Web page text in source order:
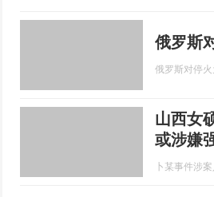
俄罗斯
俄罗斯对停
山西女
或涉嫌
卜某事件涉